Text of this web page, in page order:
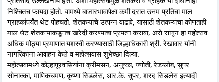
निश्चितच फायदा होतो. यामध्ये बाजारभावापेक्षा कमी दरात उत्तम प्रतिचा माल
ग्राहकांपर्यंत थेट पोहचतो. शेतकऱ्यांचे उत्पन्न वाढावे, यासाठी शेतकऱ्यांचा कोणताही
माल थेट शेतकऱ्यांकडूनच खरेदी करण्याचा प्रयत्न करावा, असे सांगून हा महोत्सव
अधिक मोठ्या प्रमाणात यशस्वी करण्यासाठी जिल्हाधिकारी श्री. रेखावार यांनी
नागरिकांना आवाहन केले व महोत्सवास शुभेच्छा दिल्या.
महोत्सवामध्ये कोल्हापूरवासियांना क्रीमसन, अनुष्का, ज्योती, रेडग्लोब, सुपर
सोनाक्का, माणिकचमण, कृष्णा सिडलेस, आर.के. सुपर, शरद सिडलेस इत्यादी